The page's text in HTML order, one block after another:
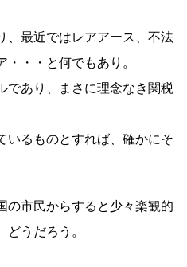
、最近ではレアアース、不法
・・と何でもあり。
であり、まさに理念なき関税
いるものとすれば、確かにそ
の市民からすると少々楽観的
うだろう。